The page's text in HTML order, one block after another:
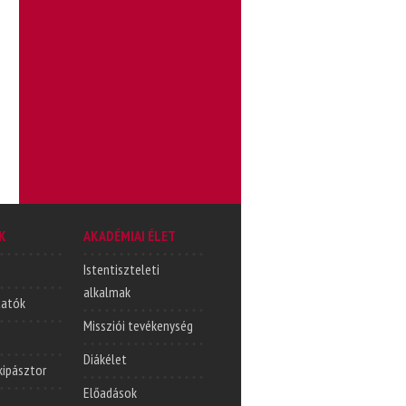
AKADÉMIAI ÉLET
Istentiszteleti
alkalmak
Missziói tevékenység
Diákélet
Előadások